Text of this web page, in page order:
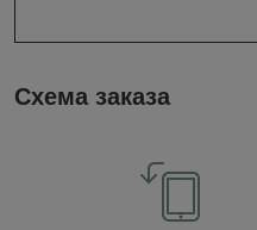
Схема заказа